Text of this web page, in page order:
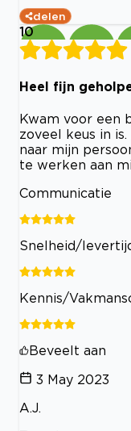
delen
10
Heel fijn
Kwam voor een
zoveel keus in
naar mijn
te werken aan
Communicatie
Snelheid/
Kennis/
Beveelt aan
3 May 2023
A.J.